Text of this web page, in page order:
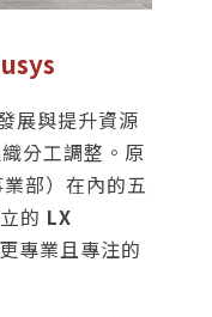
展與提升資源
分工調整。原
部）在內的五
的 LX
專業且專注的